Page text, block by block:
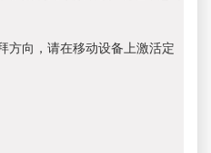
方向，请在移动设备上激活定